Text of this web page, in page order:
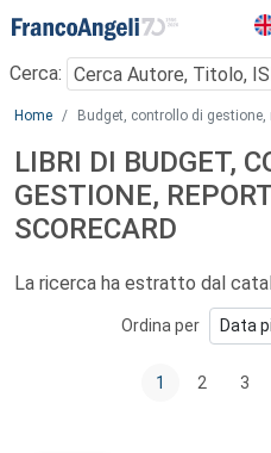
Menu
Cerca:
Main content
Home Budget, controllo di
LIBRI DI BUDGET,
GESTIONE,
SCORECARD
La ricerca ha estratto dal
Ordina per
1 2 3